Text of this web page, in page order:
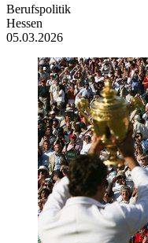
Berufspolitik
Hessen
05.03.2026